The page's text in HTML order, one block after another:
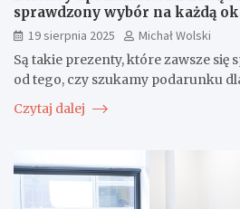
sprawdzony wybór na każdą
19 sierpnia 2025
Michał Wolski
Są takie prezenty, które zawsze się
od tego, czy szukamy podarunku
Czytaj dalej